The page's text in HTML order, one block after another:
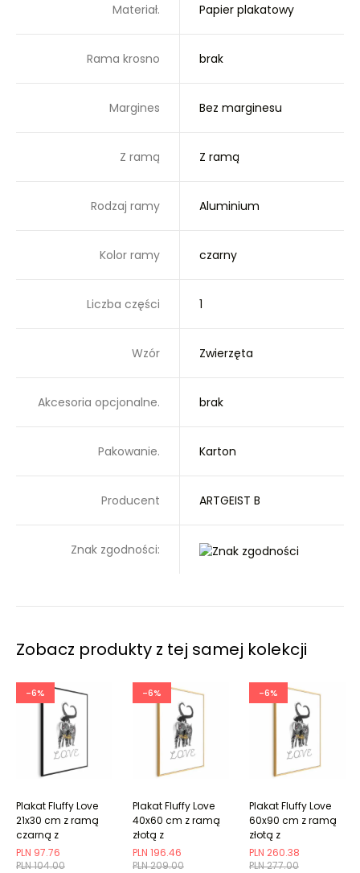
Materiał. Papier plakatowy
Rama krosno brak
Margines Bez marginesu
Z ramą Z ramą
Rodzaj ramy Aluminium
Kolor ramy czarny
Liczba części 1
Wzór Zwierzęta
Akcesoria opcjonalne. brak
Pakowanie. Karton
Producent ARTGEIST B
Znak zgodności:
Zobacz produkty z tej samej kolekcji
-6%
PLN 104.00
PLN 97.76
Plakat Fluffy Love
21x30 cm z ramą
czarną z
marginesem
-6%
PLN 209.00
PLN 196.46
Plakat Fluffy Love
40x60 cm z ramą
złotą z
marginesem
-6%
PLN 277.00
PLN 260.38
Plakat Fluffy Love
60x90 cm z ramą
złotą z
marginesem